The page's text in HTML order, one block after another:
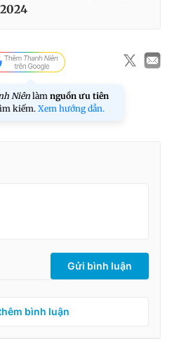
Niên làm nguồn ưu tiên
kiếm. Xem hướng dẫn.
Gửi bình luận
bình luận